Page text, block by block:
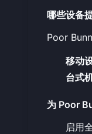
哪些设备
Poor
移动
台式
为 Poor
启用